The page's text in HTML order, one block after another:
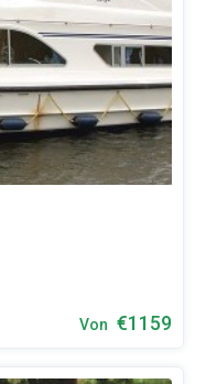
Von €1159